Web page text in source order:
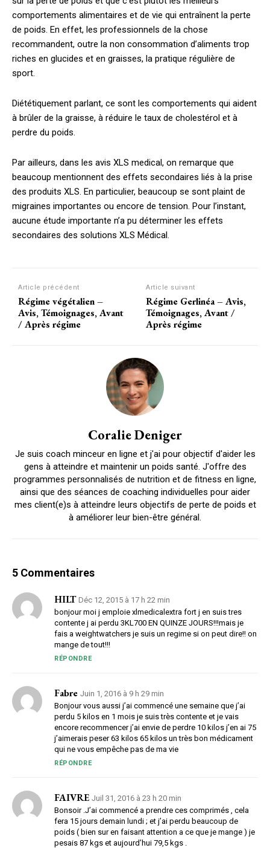
comportements alimentaires et de vie qui entraînent la perte
de poids. En effet, les professionnels de la chose
recommandent, outre la non consommation d’aliments trop
riches en glucides et en graisses, la pratique régulière de
sport.
Diététiquement parlant, ce sont les comportements qui aident
à brûler de la graisse, à réduire le taux de cholestérol et à
perdre du poids.
Par ailleurs, dans les avis XLS medical, on remarque que
beaucoup mentionnent des effets secondaires liés à la prise
des produits XLS. En particulier, beaucoup se sont plaint de
migraines importantes ou encore de tension. Pour l’instant,
aucune étude importante n’a pu déterminer les effets
secondaires des solutions XLS Médical.
Article précédent
Régime végétalien –
Avis, Témoignages, Avant
/ Après régime
Article suivant
Régime Gerlinéa – Avis,
Témoignages, Avant /
Après régime
Coralie Deniger
Je suis coach minceur en ligne et j'ai pour objectif d'aider les
gens à atteindre et maintenir un poids santé. J'offre des
programmes personnalisés de nutrition et de fitness en ligne,
ainsi que des séances de coaching individuelles pour aider
mes client(e)s à atteindre leurs objectifs de perte de poids et
à améliorer leur bien-être général.
5 Commentaires
HILT Déc 12, 2015 à 17 h 22 min
bonjour moi j emploie xlmedicalextra fort j en suis tres
contente j ai perdu 3KL700 EN QUINZE JOURS!!!mais je
fais a weightwatchers je suis un regime si on peut dire!! on
mange de tout!!!
RÉPONDRE
Fabre Juin 1, 2016 à 9 h 29 min
Bonjour vous aussi j’ai commencé une semaine que j’ai
perdu 5 kilos en 1 mois je suis très contente et je vais
encore recommencer j’ai envie de perdre 10 kilos j’en ai 75
j’aimerais peser 63 kilos 65 kilos un très bon médicament
qui ne vous empêche pas de ma vie
RÉPONDRE
FAIVRE Juil 31, 2016 à 23 h 20 min
Bonsoir .J’ai commencé a prendre ces comprimés , cela
fera 15 jours demain lundi ; et j’ai perdu beaucoup de
poids ( bien sur en faisant attention a ce que je mange ) je
pesais 87 kgs et aujourd’hui 79,5 kgs .